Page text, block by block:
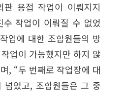
판 용접 작업이 이뤄지지
작업이 이뤄질 수 없었
업에 대한 조합원들의 방
업이 가능했지만 하지 않
, “두 번째로 작업장에 대
넘었고, 조합원들은 그 중